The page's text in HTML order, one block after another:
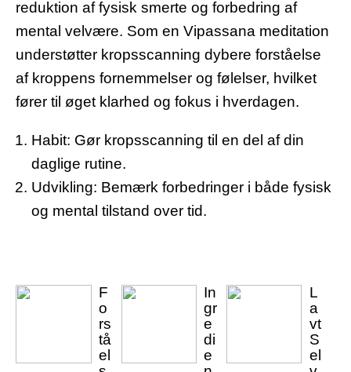
reduktion af fysisk smerte og forbedring af
mental velvære. Som en Vipassana meditation
understøtter kropsscanning dybere forståelse
af kroppens fornemmelser og følelser, hvilket
fører til øget klarhed og fokus i hverdagen.
Habit: Gør kropsscanning til en del af din
daglige rutine.
Udvikling: Bemærk forbedringer i både fysisk
og mental tilstand over tid.
F
o
rs
tå
el
In
gr
e
di
e
L
a
vt
S
el